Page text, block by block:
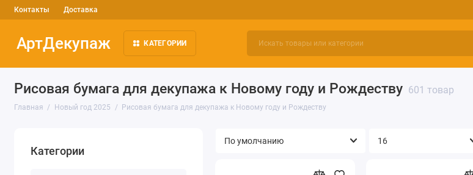
Контакты Доставка
АртДекупаж КАТЕГОРИИ
Рисовая бумага для декупажа к Новому году и Рождеству 601 товар
Главная Новый год 2025 Рисовая бумага для декупажа к Новому году и Рождеству
Категории